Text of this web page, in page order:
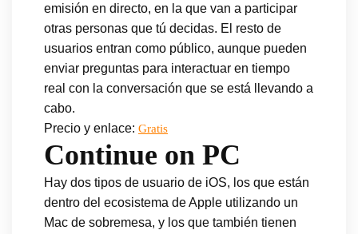
emisión en directo, en la que van a participar
otras personas que tú decidas. El resto de
usuarios entran como público, aunque pueden
enviar preguntas para interactuar en tiempo
real con la conversación que se está llevando a
cabo.
Precio y enlace: Gratis
Continue on PC
Hay dos tipos de usuario de iOS, los que están
dentro del ecosistema de Apple utilizando un
Mac de sobremesa, y los que también tienen